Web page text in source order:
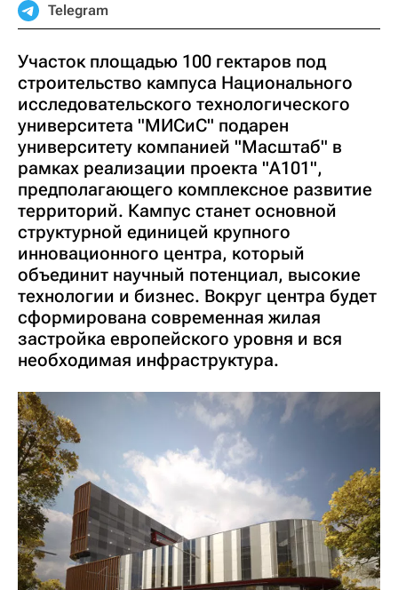
Telegram
Участок площадью 100 гектаров под
строительство кампуса Национального
исследовательского технологического
университета "МИСиС" подарен
университету компанией "Масштаб" в
рамках реализации проекта "А101",
предполагающего комплексное развитие
территорий. Кампус станет основной
структурной единицей крупного
инновационного центра, который
объединит научный потенциал, высокие
технологии и бизнес. Вокруг центра будет
сформирована современная жилая
застройка европейского уровня и вся
необходимая инфраструктура.